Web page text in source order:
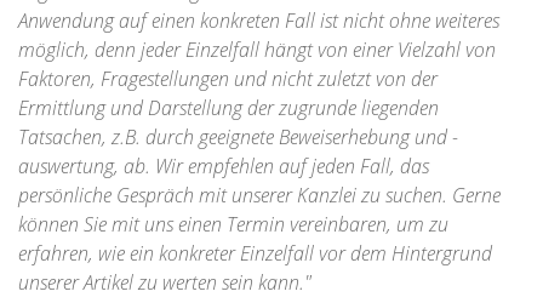
Anwendung auf einen konkreten Fall ist nicht ohne weiteres
möglich, denn jeder Einzelfall hängt von einer Vielzahl von
Faktoren, Fragestellungen und nicht zuletzt von der
Ermittlung und Darstellung der zugrunde liegenden
Tatsachen, z.B. durch geeignete Beweiserhebung und -
auswertung, ab. Wir empfehlen auf jeden Fall, das
persönliche Gespräch mit unserer Kanzlei zu suchen. Gerne
können Sie mit uns einen Termin vereinbaren, um zu
erfahren, wie ein konkreter Einzelfall vor dem Hintergrund
unserer Artikel zu werten sein kann."